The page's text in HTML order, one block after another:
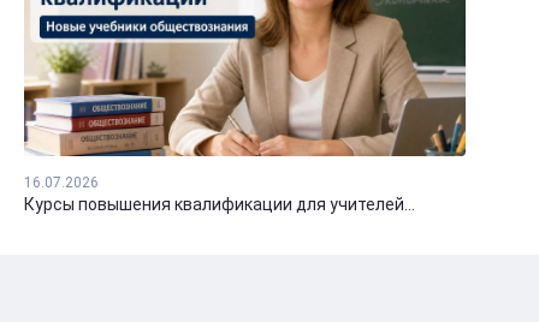
16.07.2026
Курсы повышения квалификации для учителей...